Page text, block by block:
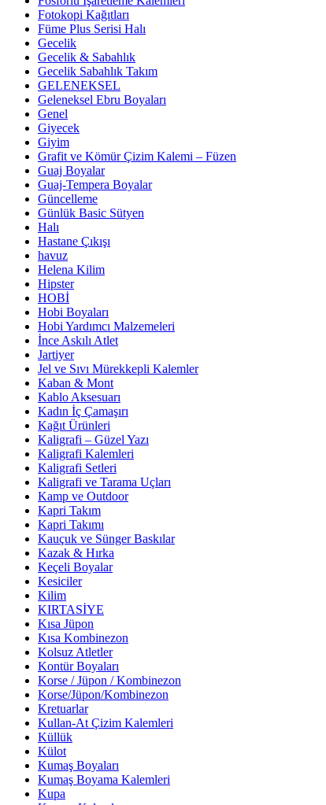
Fotokopi Kağıtları
Füme Plus Serisi Halı
Gecelik
Gecelik & Sabahlık
Gecelik Sabahlık Takım
GELENEKSEL
Geleneksel Ebru Boyaları
Genel
Giyecek
Giyim
Grafit ve Kömür Çizim Kalemi – Füzen
Guaj Boyalar
Guaj-Tempera Boyalar
Güncelleme
Günlük Basic Sütyen
Halı
Hastane Çıkışı
havuz
Helena Kilim
Hipster
HOBİ
Hobi Boyaları
Hobi Yardımcı Malzemeleri
İnce Askılı Atlet
Jartiyer
Jel ve Sıvı Mürekkepli Kalemler
Kaban & Mont
Kablo Aksesuarı
Kadın İç Çamaşırı
Kağıt Ürünleri
Kaligrafi – Güzel Yazı
Kaligrafi Kalemleri
Kaligrafi Setleri
Kaligrafi ve Tarama Uçları
Kamp ve Outdoor
Kapri Takım
Kapri Takımı
Kauçuk ve Sünger Baskılar
Kazak & Hırka
Keçeli Boyalar
Kesiciler
Kilim
KIRTASİYE
Kısa Jüpon
Kısa Kombinezon
Kolsuz Atletler
Kontür Boyaları
Korse / Jüpon / Kombinezon
Korse/Jüpon/Kombinezon
Kretuarlar
Kullan-At Çizim Kalemleri
Küllük
Külot
Kumaş Boyaları
Kumaş Boyama Kalemleri
Kupa